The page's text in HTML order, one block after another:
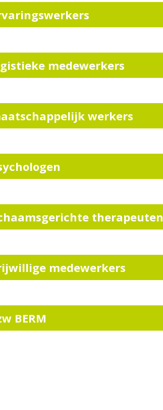
medewerkers
werkers
therapeuten
medewerkers
BERM